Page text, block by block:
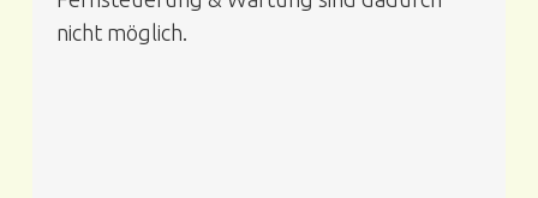
nicht möglich.